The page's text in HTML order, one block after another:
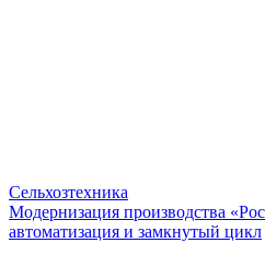
Сельхозтехника
Модернизация производства
автоматизация и замкнутый цикл